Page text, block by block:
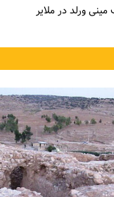
ورلد در ملایر